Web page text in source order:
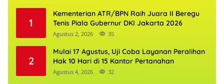
1
Kementerian ATR/BPN Raih Juara II Beregu
Tenis Piala Gubernur DKI Jakarta 2026
Agustus 2, 2026 35
2
Mulai 17 Agustus, Uji Coba Layanan Peralihan
Hak 10 Hari di 15 Kantor Pertanahan
Agustus 4, 2026 32